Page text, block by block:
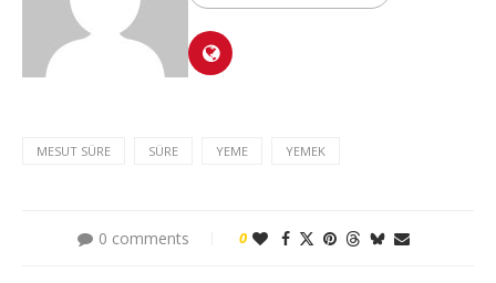
MESUT SÜRE SÜRE YEME YEMEK
0 comments 0